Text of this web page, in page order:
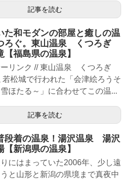
記事を読む
た和モダンの部屋と癒しの温
ろぐ。東山温泉 くつろぎ
福島県の温泉】
ーリンク // 東山温泉 くつろぎ
松城で行われた「会津絵ろうそ
ほたる～」に合わせてこの温...
記事を読む
段着の温泉！湯沢温泉 湯沢
【新潟県の温泉】
にはまっていた2006年、少し遠
と山形と新潟の県境まで真夜中